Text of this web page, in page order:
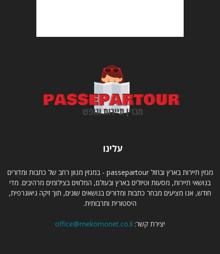
עלינו
מגזין תיירות בארץ ובחול passepartour - במגזין מגוון רחב של כתבות ומדורים
בנושאי תיירות, מסעות וטיולים בארץ ובעולם, המלווים בצילומים מרהיבים. מדי
חודש, אנו מציעים מבחר כתבות ומדורים בנושאים שונים, תוך זיקה גיאוגרפית,
היסטורית ותרבותית.
יצירת קשר: office@mekomonet.co.il